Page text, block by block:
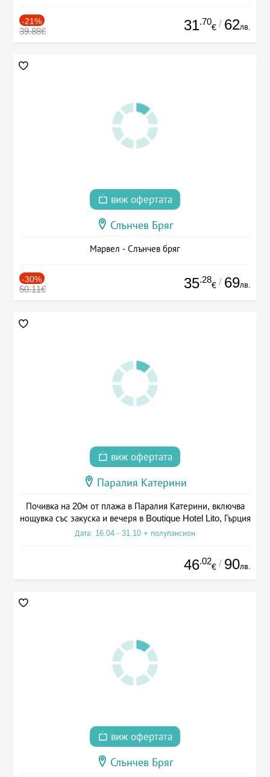
-21%
39.88€ 31.70
€ / 62лв.
виж офертата
Слънчев Бряг
Марвел - Слънчев бряг
-30%
50.11€ 35.28
€ / 69лв.
виж офертата
Паралия Катерини
Почивка на 20м от плажа в Паралия Катерини, включва
нощувка със закуска и вечеря в Boutique Hotel Lito, Гърция
Дата: 16.04 - 31.10 + полупансион
46.02
€ / 90лв.
виж офертата
Слънчев Бряг